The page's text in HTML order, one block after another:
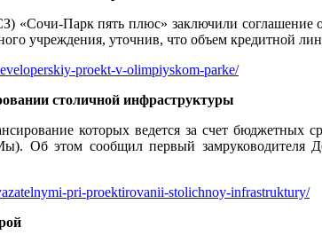
Парк пять плюс» заключили соглашение
учреждения, уточнив, что объем кредитной
proekt-v-olimpiyskom-parke/
столичной инфраструктуры
которых ведется за счет бюджетных
Об этом сообщил первый замруководителя
pri-proektirovanii-stolichnoy-infrastruktury/